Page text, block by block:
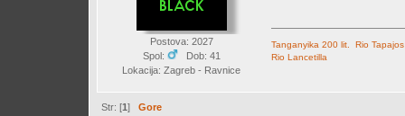
Postova: 2027
Spol:
Dob: 41
Lokacija: Zagreb - Ravnice
Tanganyika 200 lit.
Rio Tapajos
Rio Lancetilla
Str: [1]Gore